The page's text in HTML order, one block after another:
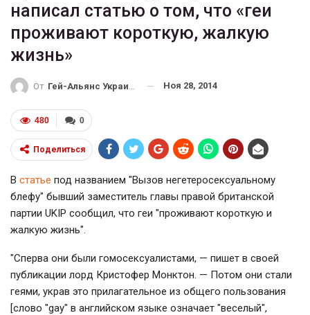
написал статью о том, что «геи
проживают короткую, жалкую
жизнь»
От Гей-Альянс Украина Ноя 28, 2014
0
480
Поделиться
В статье под названием "Вызов негетеросексуальному
блефу" бывший заместитель главы правой британской
партии UKIP сообщил, что геи "проживают короткую и
жалкую жизнь".
"Сперва они были гомосексуалистами, — пишет в своей
публикации лорд Кристофер Монктон. — Потом они стали
геями, украв это прилагательное из общего пользования
[слово "gay" в английском языке означает "веселый",